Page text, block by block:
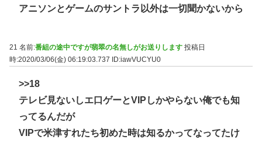
アニソンとゲームのサントラ以外は一切聞かないから
21 名前:番組の途中ですが翡翠の名無しがお送りします 投稿日
時:2020/03/06(金) 06:19:03.737 ID:iawVUCYU0
>>18
テレビ見ないしエ口ゲーとVIPしかやらない俺でも知
ってるんだが
VIPで米津すれたち初めた時は知るかってなってたけ